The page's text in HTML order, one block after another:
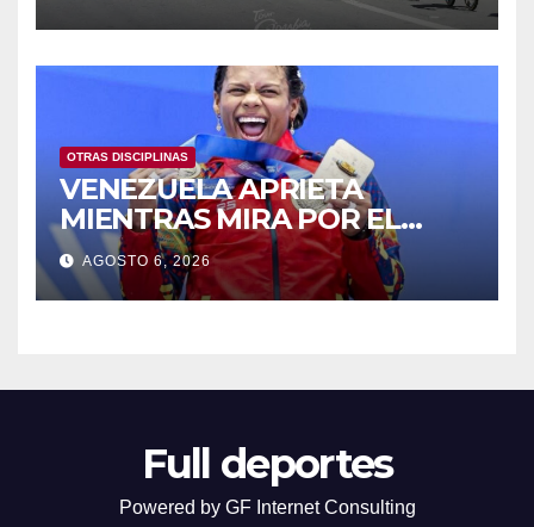
OTRAS DISCIPLINAS
VENEZUELA APRIETA
MIENTRAS MIRA POR EL
RETROVISOR
AGOSTO 6, 2026
Full deportes
Powered by GF Internet Consulting